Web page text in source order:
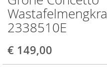
2338510E
€ 149,00
to
the
beginning
the
images
gallery